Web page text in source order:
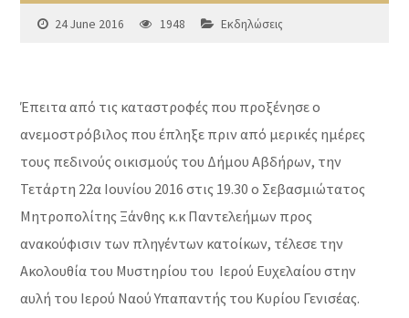
24 June 2016 1948 Εκδηλώσεις
Έπειτα από τις καταστροφές που προξένησε ο
ανεμοστρόβιλος που έπληξε πριν από μερικές ημέρες
τους πεδινούς οικισμούς του Δήμου Αβδήρων, την
Τετάρτη 22α Ιουνίου 2016 στις 19.30 ο Σεβασμιώτατος
Μητροπολίτης Ξάνθης κ.κ Παντελεήμων προς
ανακούφισιν των πληγέντων κατοίκων, τέλεσε την
Ακολουθία του Μυστηρίου του Ιερού Ευχελαίου στην
αυλή του Ιερού Ναού Υπαπαντής του Κυρίου Γενισέας.